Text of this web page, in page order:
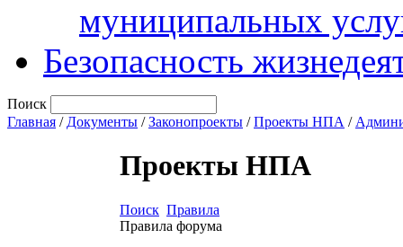
муниципальных
Безопасность
Поиск
Главная / Документы /Законопроекты /Проекты НПА /
Проекты НПА
Поиск Правила
Правила форума